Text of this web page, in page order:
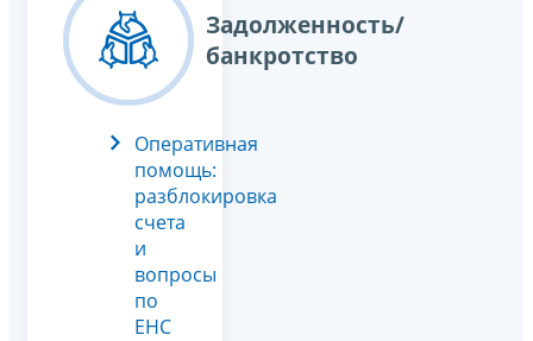
Задолженность/
банкротство
Оперативная
помощь:
разблокировка
счета
и
вопросы
по
ЕНС